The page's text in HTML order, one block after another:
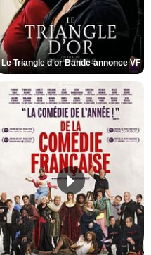
Le Triangle d'or Bande-annonce VF